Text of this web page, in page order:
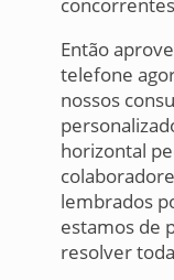
Então
telefone
nossos
horizontal
lembrados
estamos de
resolver